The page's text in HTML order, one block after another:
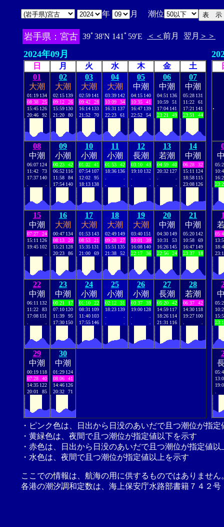
年 月 潮位
岩手県：宮古 39ﾟ38'N 141ﾟ59'E ＜＜ 前月 翌月 ＞＞
2024年09月
日 月 火 水 木 金
土
01
大潮
01:19 134
08:38
25
15:45 126
20:46
92
02
大潮
02:15 139
09:12
26
15:59 130
21:20
80
03
大潮
02:59 141
09:42
28
16:14 133
21:52
70
04
大潮
03:39 142
10:09
34
16:31 137
22:23
61
05
中潮
04:15 140
10:35
41
16:47 139
22:52
54
06
中潮
04:51 136
10:59
51
17:04 141
23:21
49
07
中潮
05:28 131
11:22
61
17:21 141
23:51
44
08
中潮
06:07 124
11:42
73
17:37 140
09
小潮
00:23
42
06:52 116
11:58
84
17:54 140
10
小潮
01:02
41
07:54 107
12:02
95
18:13 138
11
小潮
01:53
42
18:36 136
12
長潮
03:10
43
19:10 132
13
若潮
04:59
40
20:32 127
14
中潮
06:28
32
15:11 124
18:58 115
23:08 126
15
中潮
07:27
24
15:11 126
19:45 102
16
大潮
00:47 134
08:13
20
15:21 128
20:23
86
17
大潮
01:53 143
08:53
21
15:35 131
21:00
69
18
大潮
02:49 149
09:28
27
15:51 135
21:38
52
19
大潮
03:40 151
10:01
39
16:08 140
22:17
36
20
中潮
04:30 149
10:31
53
16:26 145
22:56
24
21
中潮
05:20 142
10:58
69
16:47 149
23:37
18
22
中潮
06:11 132
11:22
83
17:08 151
23
中潮
00:21
17
07:10 120
11:39
95
17:30 150
24
小潮
01:10
22
08:31 109
11:40 103
17:55 146
25
小潮
02:12
31
18:23 139
26
小潮
03:37
39
19:00 128
27
長潮
05:20
42
14:59 117
18:26 114
21:31 116
28
若潮
06:37
42
14:30 118
19:27 100
29
中潮
00:19 118
07:28
40
14:35 122
20:01
85
30
中潮
01:29 124
08:06
41
14:46 126
20:32
71
.
・ピンク色は、日出から日没のあいだで且つ潮位が指
・黄緑色は、夜間で且つ潮位が指定値以下を示す
・赤色は、日出から日没のあいだで且つ潮位が指定値以
・水色は、夜間で且つ潮位が指定値以上を示す
ここでの情報は、航海の用に供するものではありませ
各港の潮汐調和定数は、海上保安庁水路部書籍７４２